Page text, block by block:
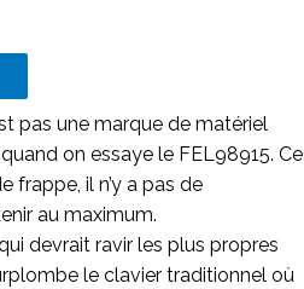
pas une marque de matériel
on essaye le FEL98915. Ce
frappe, il n’y a pas de
au maximum.
devrait ravir les plus propres
le clavier traditionnel où